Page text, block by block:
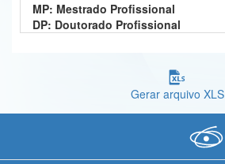
Secretaria-Geral
Advocacia-Geral da União
MP: Mestrado Profissional
DP: Doutorado Profissional
Gerar arquivo XLS